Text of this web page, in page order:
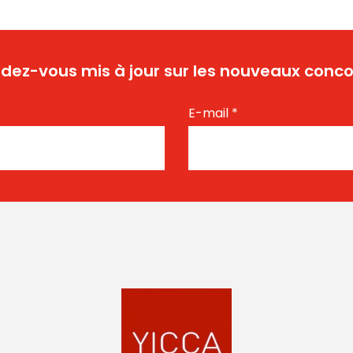
vous mis à jour sur les nouveaux
E-mail *